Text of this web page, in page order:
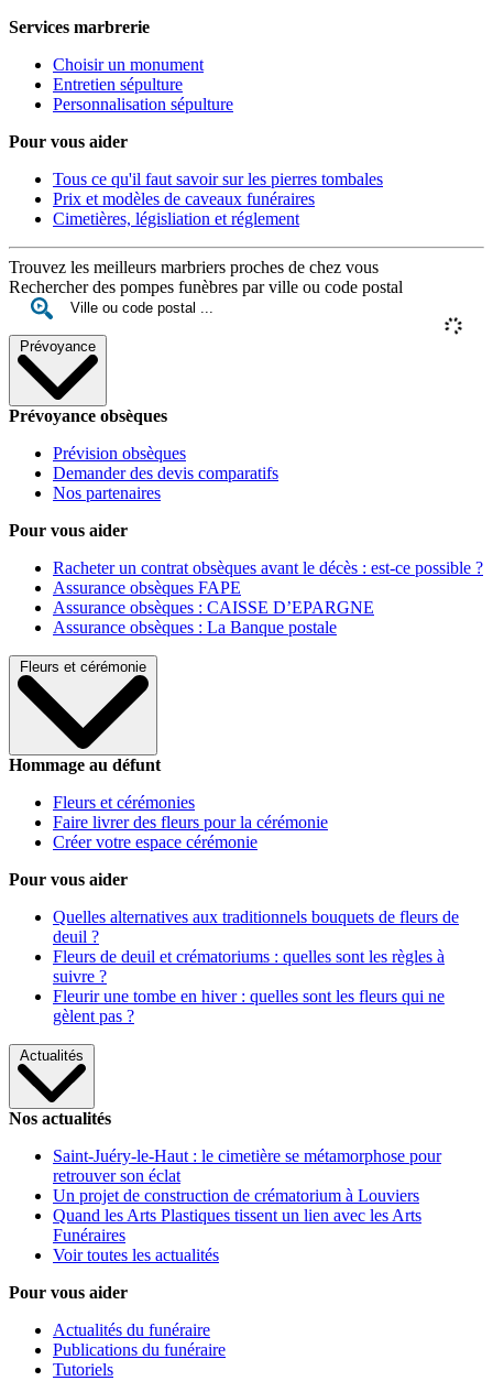
Services marbrerie
Choisir un monument
Entretien sépulture
Personnalisation sépulture
Pour vous aider
Tous ce qu'il faut savoir sur les pierres tombales
Prix et modèles de caveaux funéraires
Cimetières, législiation et réglement
Trouvez les meilleurs marbriers proches de chez vous
Rechercher des pompes funèbres par ville ou code postal
Prévoyance
Prévoyance obsèques
Prévision obsèques
Demander des devis comparatifs
Nos partenaires
Pour vous aider
Racheter un contrat obsèques avant le décès : est-ce possible ?
Assurance obsèques FAPE
Assurance obsèques : CAISSE D’EPARGNE
Assurance obsèques : La Banque postale
Fleurs et cérémonie
Hommage au défunt
Fleurs et cérémonies
Faire livrer des fleurs pour la cérémonie
Créer votre espace cérémonie
Pour vous aider
Quelles alternatives aux traditionnels bouquets de fleurs de
deuil ?
Fleurs de deuil et crématoriums : quelles sont les règles à
suivre ?
Fleurir une tombe en hiver : quelles sont les fleurs qui ne
gèlent pas ?
Actualités
Nos actualités
Saint-Juéry-le-Haut : le cimetière se métamorphose pour
retrouver son éclat
Un projet de construction de crématorium à Louviers
Quand les Arts Plastiques tissent un lien avec les Arts
Funéraires
Voir toutes les actualités
Pour vous aider
Actualités du funéraire
Publications du funéraire
Tutoriels